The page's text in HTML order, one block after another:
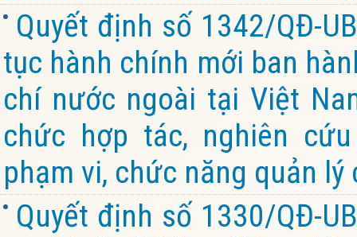
Quyết định số 1342/QĐ-
tục hành chính mới ban
chí nước ngoài tại Việt
chức hợp tác, nghiên
phạm vi, chức năng quản
Quyết định số 1330/QĐ-